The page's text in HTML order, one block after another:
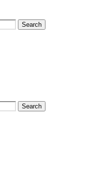
Search
Search